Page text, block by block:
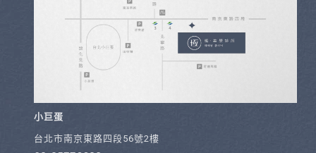
小巨蛋
台北市南京東路四段56號2樓